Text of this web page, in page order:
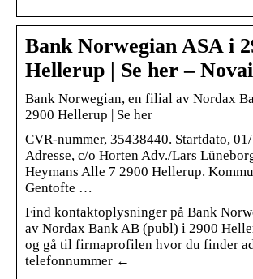
Bank Norwegian ASA i
Hellerup | Se her –
Bank Norwegian, en filial av Nordax
2900 Hellerup | Se her
CVR-nummer, 35438440. Startdato,
Adresse, c/o Horten Adv./Lars
Heymans Alle 7 2900 Hellerup.
Gentofte …
Find kontaktoplysninger på Bank
av Nordax Bank AB (publ) i 2900
og gå til firmaprofilen hvor du finder
telefonnummer ←